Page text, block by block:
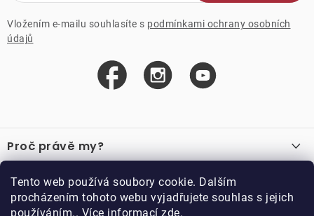
Tento web používá soubory cookie. Dalším
procházením tohoto webu vyjadřujete souhlas s jejich
používáním.. Více informací zde.
Vložením e-mailu souhlasíte s podmínkami ochrany osobních
údajů
á
p
a
Proč právě my?
Recenze
Důležité odkazy
Velkoobchod